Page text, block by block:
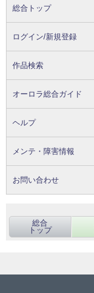
総合トップ
ログイン/新規登録
作品検索
オーロラ総合ガイド
ヘルプ
メンテ・障害情報
お問い合わせ
総合
トップ